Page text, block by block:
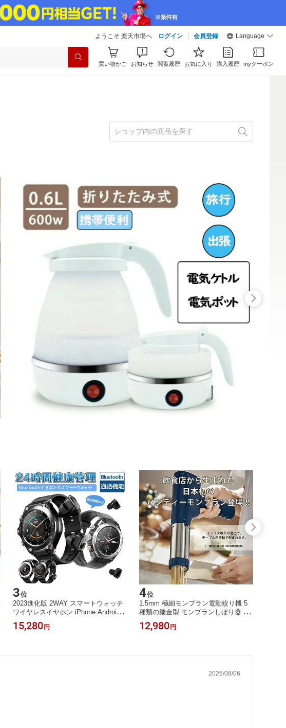
ようこそ 楽天市場へ ログイン 会員登録 Language
買い物かご お知らせ 閲覧履歴 お気に入り 購入履歴 myクーポン
3位
2023進化版 2WAY スマートウォッチ
ワイヤレスイヤホン iPhone Android対
応 レディース メンズ 腕時計 高音質
イヤホン 録音機能 通話機能付き 日本
15,280 円
4位
1.5mm 極細モンブラン電動絞り機 5
種類の麺金型 モンブランしぼり器 モ
ンブラン絞り機 製麺機 電気麺プレス
機 家庭用DIY
12,980 円
2026/08/06